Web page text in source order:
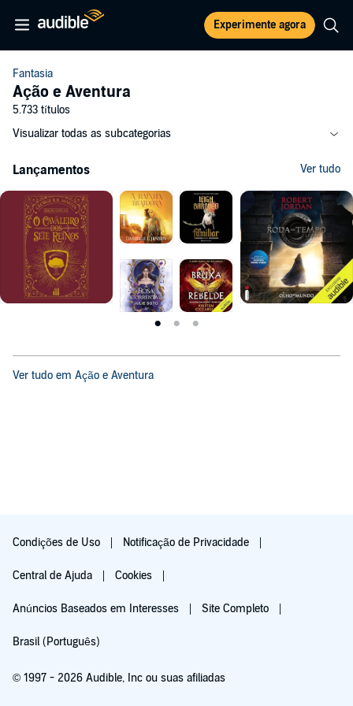
Experimente agora
Fantasia
Ação e Aventura
5.733 títulos
Visualizar todas as subcategorias
Lançamentos Ver tudo
Ver tudo em Ação e Aventura
Condições de Uso Notificação de Privacidade
Central de Ajuda Cookies
Anúncios Baseados em Interesses Site Completo
Brasil (Português)
© 1997 - 2026 Audible, Inc ou suas afiliadas